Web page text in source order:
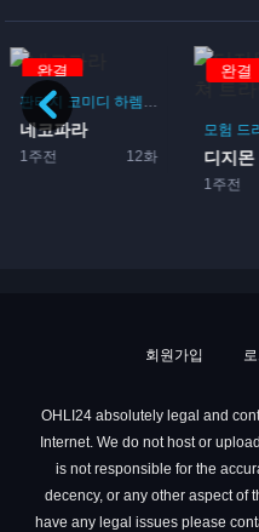
완결
판타지 코미디 하렘
네코파라
1주전 12화
완결
모험 드
1주전
회원가입
OHLI24 absolutely legal and
Internet. We do not host or
is not responsible for the
decency, or any other aspect of
have any legal issues please